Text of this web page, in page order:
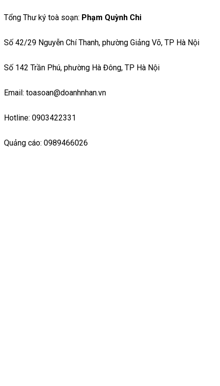
Tổng Thư ký toà soạn: Phạm Quỳnh Chi
Số 42/29 Nguyễn Chí Thanh, phường Giảng Võ, TP Hà Nội
Số 142 Trần Phú, phường Hà Đông, TP Hà Nội
Email: toasoan@doanhnhan.vn
Hotline: 0903422331
Quảng cáo: 0989466026